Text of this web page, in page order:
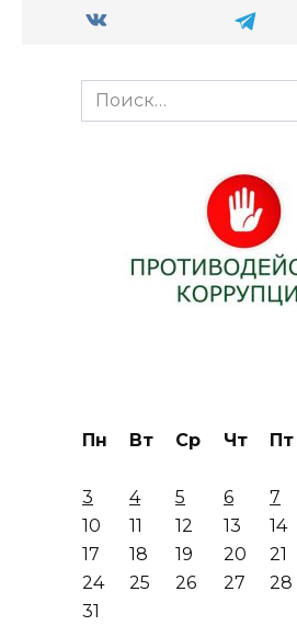
Search
for:
Пн Вт Ср Чт Пт
3
4 5 6 7
10
11 12 13 14
17
18 19 20 21
24
25 26 27 28
31